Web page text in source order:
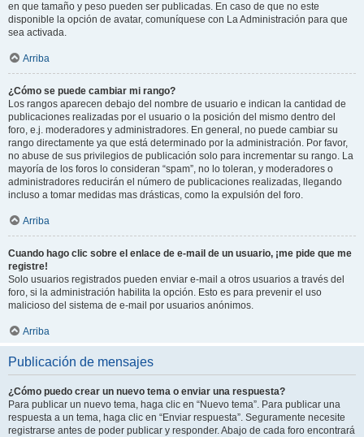
en que tamaño y peso pueden ser publicadas. En caso de que no este
disponible la opción de avatar, comuníquese con La Administración para que
sea activada.
Arriba
¿Cómo se puede cambiar mi rango?
Los rangos aparecen debajo del nombre de usuario e indican la cantidad de
publicaciones realizadas por el usuario o la posición del mismo dentro del
foro, e.j. moderadores y administradores. En general, no puede cambiar su
rango directamente ya que está determinado por la administración. Por favor,
no abuse de sus privilegios de publicación solo para incrementar su rango. La
mayoría de los foros lo consideran “spam”, no lo toleran, y moderadores o
administradores reducirán el número de publicaciones realizadas, llegando
incluso a tomar medidas mas drásticas, como la expulsión del foro.
Arriba
Cuando hago clic sobre el enlace de e-mail de un usuario, ¡me pide que me
registre!
Solo usuarios registrados pueden enviar e-mail a otros usuarios a través del
foro, si la administración habilita la opción. Esto es para prevenir el uso
malicioso del sistema de e-mail por usuarios anónimos.
Arriba
Publicación de mensajes
¿Cómo puedo crear un nuevo tema o enviar una respuesta?
Para publicar un nuevo tema, haga clic en “Nuevo tema”. Para publicar una
respuesta a un tema, haga clic en “Enviar respuesta”. Seguramente necesite
registrarse antes de poder publicar y responder. Abajo de cada foro encontrará